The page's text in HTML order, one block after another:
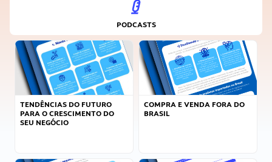
PODCASTS
TENDÊNCIAS DO FUTURO
PARA O CRESCIMENTO DO
SEU NEGÓCIO
COMPRA E VENDA FORA DO
BRASIL